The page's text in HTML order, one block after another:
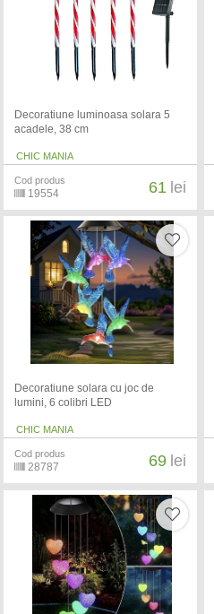
Decoratiune luminoasa solara 5
acadele, 38 cm
CHIC MANIA
Cod produs
19554 61 lei
Decoratiune solara cu joc de
lumini, 6 colibri LED
CHIC MANIA
Cod produs
28787 69 lei